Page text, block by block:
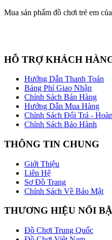
Mua sản phẩm đồ chơi trẻ em
HỖ TRỢ KHÁCH
Hướng Dẫn Thanh Toán
Bảng Phí Giao Nhận
Chính Sách Bán Hàng
Hướng Dẫn Mua Hàng
Chính Sách Đổi Trả -
Chính Sách Bảo Hành
THÔNG TIN CHUNG
Giới Thiệu
Liên Hệ
Sơ Đồ Trang
Chính Sách Về Bảo Mật
THƯƠNG HIỆU NỔI
Đồ Chơi Trung Quốc